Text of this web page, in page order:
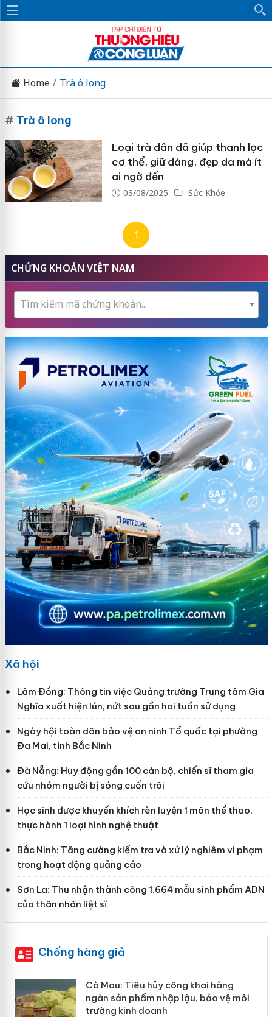
Home Trà ô long
# Trà ô long
Loại trà dân dã giúp thanh lọc
cơ thể, giữ dáng, đẹp da mà ít
ai ngờ đến
03/08/2025 Sức Khỏe
1
CHỨNG KHOÁN VIỆT NAM
Tìm kiếm mã chứng khoán...
Xã hội
Lâm Đồng: Thông tin việc Quảng trường Trung tâm Gia
Nghĩa xuất hiện lún, nứt sau gần hai tuần sử dụng
Ngày hội toàn dân bảo vệ an ninh Tổ quốc tại phường
Đa Mai, tỉnh Bắc Ninh
Đà Nẵng: Huy động gần 100 cán bộ, chiến sĩ tham gia
cứu nhóm người bị sóng cuốn trôi
Học sinh được khuyến khích rèn luyện 1 môn thể thao,
thực hành 1 loại hình nghệ thuật
Bắc Ninh: Tăng cường kiểm tra và xử lý nghiêm vi phạm
trong hoạt động quảng cáo
Sơn La: Thu nhận thành công 1.664 mẫu sinh phẩm ADN
của thân nhân liệt sĩ
Chống hàng giả
Cà Mau: Tiêu hủy công khai hàng
ngàn sản phẩm nhập lậu, bảo vệ môi
trường kinh doanh